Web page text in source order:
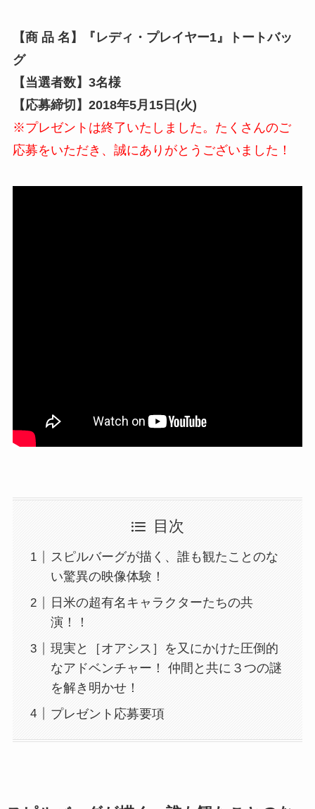
【商 品 名】『レディ・プレイヤー1』トートバッ
グ
【当選者数】3名様
【応募締切】2018年5月15日(火)
※プレゼントは終了いたしました。たくさんのご
応募をいただき、誠にありがとうございました！
目次
スピルバーグが描く、誰も観たことのな
い驚異の映像体験！
日米の超有名キャラクターたちの共
演！！
現実と［オアシス］を又にかけた圧倒的
なアドベンチャー！ 仲間と共に３つの謎
を解き明かせ！
プレゼント応募要項